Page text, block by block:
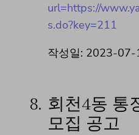
url=https://
s.do?key=211
작성일: 2023-07-
8. 회천4동 통
모집 공고